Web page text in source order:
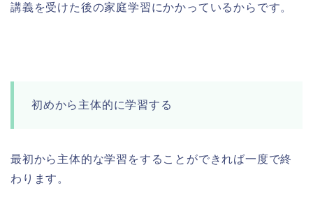
講義を受けた後の家庭学習にかかっているからです。
初めから主体的に学習する
最初から主体的な学習をすることができれば一度で終
わります。